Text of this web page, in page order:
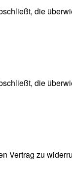
die
die
Vertrag zu